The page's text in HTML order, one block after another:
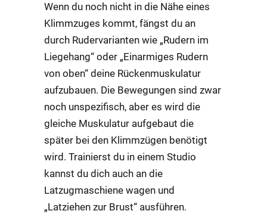
Wenn du noch nicht in die Nähe eines
Klimmzuges kommt, fängst du an
durch Rudervarianten wie „Rudern im
Liegehang“ oder „Einarmiges Rudern
von oben“ deine Rückenmuskulatur
aufzubauen. Die Bewegungen sind zwar
noch unspezifisch, aber es wird die
gleiche Muskulatur aufgebaut die
später bei den Klimmzügen benötigt
wird. Trainierst du in einem Studio
kannst du dich auch an die
Latzugmaschiene wagen und
„Latziehen zur Brust“ ausführen.